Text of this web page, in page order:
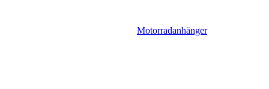
Motorradanhänger